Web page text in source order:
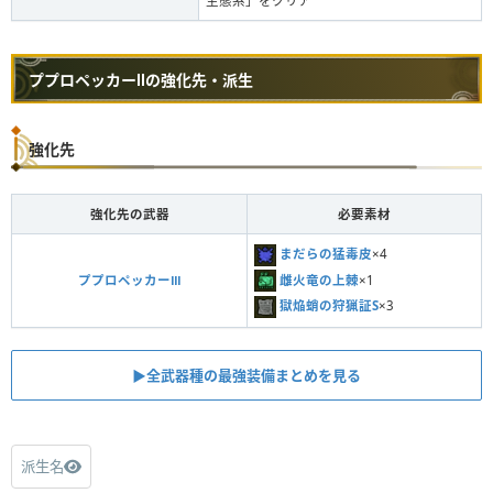
ププロペッカーⅡの強化先・派生
強化先
強化先の武器 必要素材
ププロペッカーⅢ
まだらの猛毒皮×4
雌火竜の上棘×1
獄焔蛸の狩猟証S×3
▶︎全武器種の最強装備まとめを見る
派生名